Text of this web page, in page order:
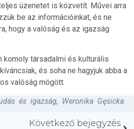
üzenetet is közvetít. Művei arra
be az információinkat, és ne
hogy a valóság és az igazság
komoly társadalmi és kulturális
és soha ne hagyjuk abba a
valóság mögött.
és igazság, Weronika Gęsicka
Következő bejegyzés